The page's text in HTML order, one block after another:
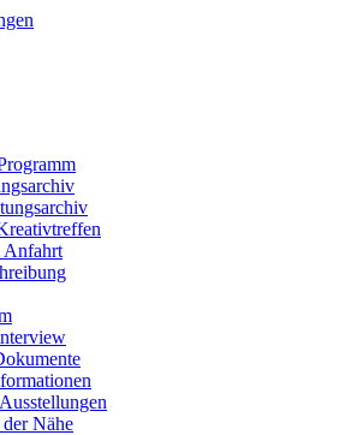
Anfahrt
Nähe